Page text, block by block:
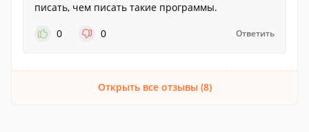
писать, чем писать такие программы.
0
0 Ответить
Открыть все отзывы (8)